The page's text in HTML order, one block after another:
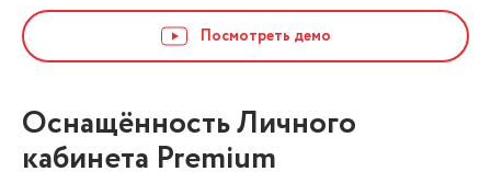
Посмотреть демо
Оснащённость Личного
кабинета Premium